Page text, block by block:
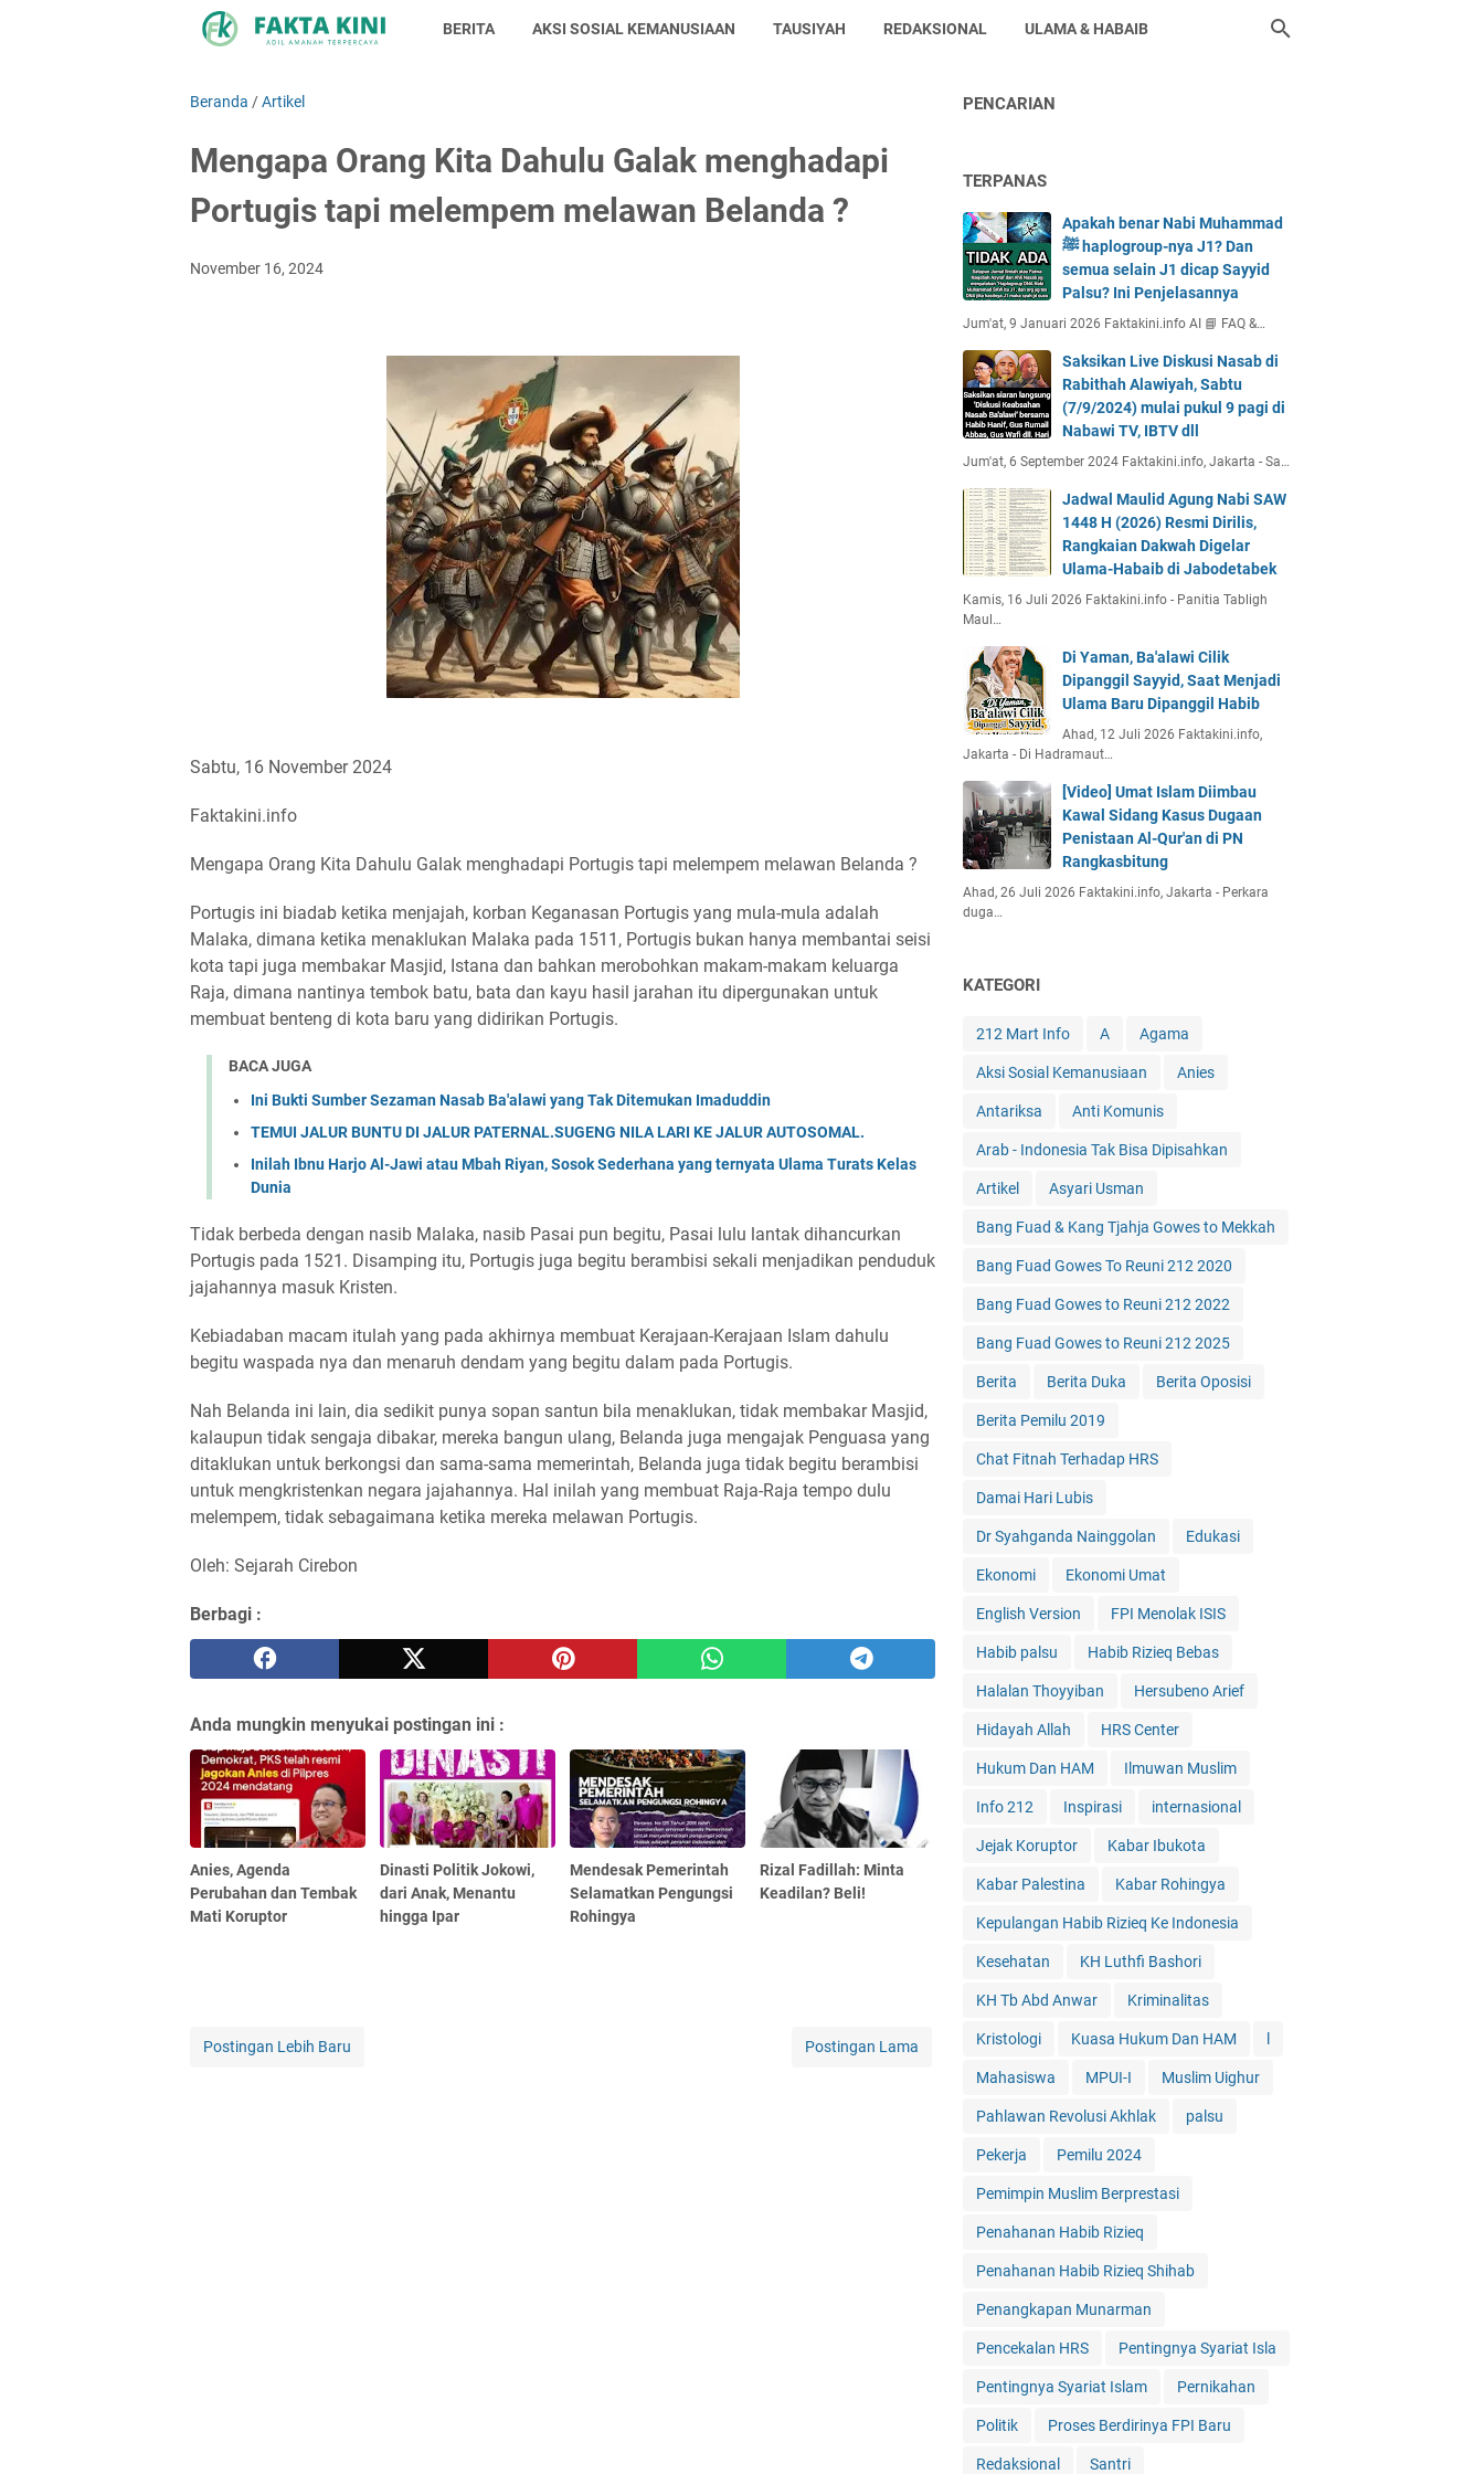
BERITA AKSI SOSIAL KEMANUSIAAN TAUSIYAH REDAKSIONAL ULAMA & HABAIB
Beranda /Artikel
Mengapa Orang Kita Dahulu Galak menghadapi
Portugis tapi melempem melawan Belanda ?
November 16, 2024
Sabtu, 16 November 2024
Faktakini.info
Mengapa Orang Kita Dahulu Galak menghadapi Portugis tapi melempem melawan Belanda ?
Portugis ini biadab ketika menjajah, korban Keganasan Portugis yang mula-mula adalah
Malaka, dimana ketika menaklukan Malaka pada 1511, Portugis bukan hanya membantai seisi
kota tapi juga membakar Masjid, Istana dan bahkan merobohkan makam-makam keluarga
Raja, dimana nantinya tembok batu, bata dan kayu hasil jarahan itu dipergunakan untuk
membuat benteng di kota baru yang didirikan Portugis.
BACA JUGA
Ini Bukti Sumber Sezaman Nasab Ba'alawi yang Tak Ditemukan Imaduddin
TEMUI JALUR BUNTU DI JALUR PATERNAL.SUGENG NILA LARI KE JALUR AUTOSOMAL.
Inilah Ibnu Harjo Al-Jawi atau Mbah Riyan, Sosok Sederhana yang ternyata Ulama Turats Kelas
Dunia
Tidak berbeda dengan nasib Malaka, nasib Pasai pun begitu, Pasai lulu lantak dihancurkan
Portugis pada 1521. Disamping itu, Portugis juga begitu berambisi sekali menjadikan penduduk
jajahannya masuk Kristen.
Kebiadaban macam itulah yang pada akhirnya membuat Kerajaan-Kerajaan Islam dahulu
begitu waspada nya dan menaruh dendam yang begitu dalam pada Portugis.
Nah Belanda ini lain, dia sedikit punya sopan santun bila menaklukan, tidak membakar Masjid,
kalaupun tidak sengaja dibakar, mereka bangun ulang, Belanda juga mengajak Penguasa yang
ditaklukan untuk berkongsi dan sama-sama memerintah, Belanda juga tidak begitu berambisi
untuk mengkristenkan negara jajahannya. Hal inilah yang membuat Raja-Raja tempo dulu
melempem, tidak sebagaimana ketika mereka melawan Portugis.
Oleh: Sejarah Cirebon
Berbagi :
Anda mungkin menyukai postingan ini :
Anies, Agenda
Perubahan dan Tembak
Mati Koruptor
Dinasti Politik Jokowi,
dari Anak, Menantu
hingga Ipar
Mendesak Pemerintah
Selamatkan Pengungsi
Rohingya
Rizal Fadillah: Minta
Keadilan? Beli!
Postingan Lebih Baru Postingan Lama
PENCARIAN
TERPANAS
Apakah benar Nabi Muhammad
ﷺ haplogroup-nya J1? Dan
semua selain J1 dicap Sayyid
Palsu? Ini Penjelasannya
Jum'at, 9 Januari 2026 Faktakini.info AI 📘 FAQ &…
Saksikan Live Diskusi Nasab di
Rabithah Alawiyah, Sabtu
(7/9/2024) mulai pukul 9 pagi di
Nabawi TV, IBTV dll
Jum'at, 6 September 2024 Faktakini.info, Jakarta - Sa…
Jadwal Maulid Agung Nabi SAW
1448 H (2026) Resmi Dirilis,
Rangkaian Dakwah Digelar
Ulama-Habaib di Jabodetabek
Kamis, 16 Juli 2026 Faktakini.info - Panitia Tabligh
Maul…
Di Yaman, Ba'alawi Cilik
Dipanggil Sayyid, Saat Menjadi
Ulama Baru Dipanggil Habib
Ahad, 12 Juli 2026 Faktakini.info,
Jakarta - Di Hadramaut…
[Video] Umat Islam Diimbau
Kawal Sidang Kasus Dugaan
Penistaan Al-Qur'an di PN
Rangkasbitung
Ahad, 26 Juli 2026 Faktakini.info, Jakarta - Perkara
duga…
KATEGORI
212 Mart Info A Agama
Aksi Sosial Kemanusiaan Anies
Antariksa Anti Komunis
Arab - Indonesia Tak Bisa Dipisahkan
Artikel Asyari Usman
Bang Fuad & Kang Tjahja Gowes to Mekkah
Bang Fuad Gowes To Reuni 212 2020
Bang Fuad Gowes to Reuni 212 2022
Bang Fuad Gowes to Reuni 212 2025
Berita Berita Duka Berita Oposisi
Berita Pemilu 2019
Chat Fitnah Terhadap HRS
Damai Hari Lubis
Dr Syahganda Nainggolan Edukasi
Ekonomi Ekonomi Umat
English Version FPI Menolak ISIS
Habib palsu Habib Rizieq Bebas
Halalan Thoyyiban Hersubeno Arief
Hidayah Allah HRS Center
Hukum Dan HAM Ilmuwan Muslim
Info 212 Inspirasi internasional
Jejak Koruptor Kabar Ibukota
Kabar Palestina Kabar Rohingya
Kepulangan Habib Rizieq Ke Indonesia
Kesehatan KH Luthfi Bashori
KH Tb Abd Anwar Kriminalitas
Kristologi Kuasa Hukum Dan HAM
Mahasiswa MPUI-I Muslim Uighur
Pahlawan Revolusi Akhlak palsu
Pekerja Pemilu 2024
Pemimpin Muslim Berprestasi
Penahanan Habib Rizieq
Penahanan Habib Rizieq Shihab
Penangkapan Munarman
Pencekalan HRS Pentingnya Syariat Isla
Pentingnya Syariat Islam Pernikahan
Politik Proses Berdirinya FPI Baru
Redaksional Santri